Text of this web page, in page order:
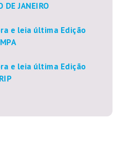
DE JANEIRO
e leia última Edição
e leia última Edição